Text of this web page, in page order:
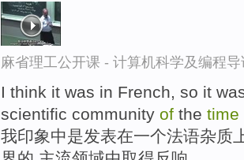
麻省理工公开课 - 计算机科学及编程
I think it was in French, so it
scientific community of the time
我印象中是发表在一个法语杂质